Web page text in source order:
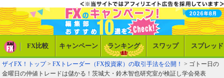
FX比較 キャンペーン ランキング スワップ スプレッド
ザイFX！トップ> FXトレーダー（FX投資家）の取引手法を公開！ > ゴトー日の
金曜日の仲値トレードは儲かる！茨城大・鈴木智也研究室が検証し学会発表